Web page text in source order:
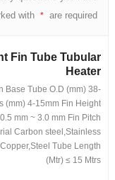
with * are required
Fin Tube Tubular
Heater
‌Base Tube O.D (mm) ‌ 38-
(mm) ‌ 4-15mm ‌Fin Height
0.5mm ~ 3.0mm ‌Fin Pitch
Carbon steel,Stainless
Copper,Steel ‌Tube Length
(Mtr) ‌ ≤ 15 Mtrs